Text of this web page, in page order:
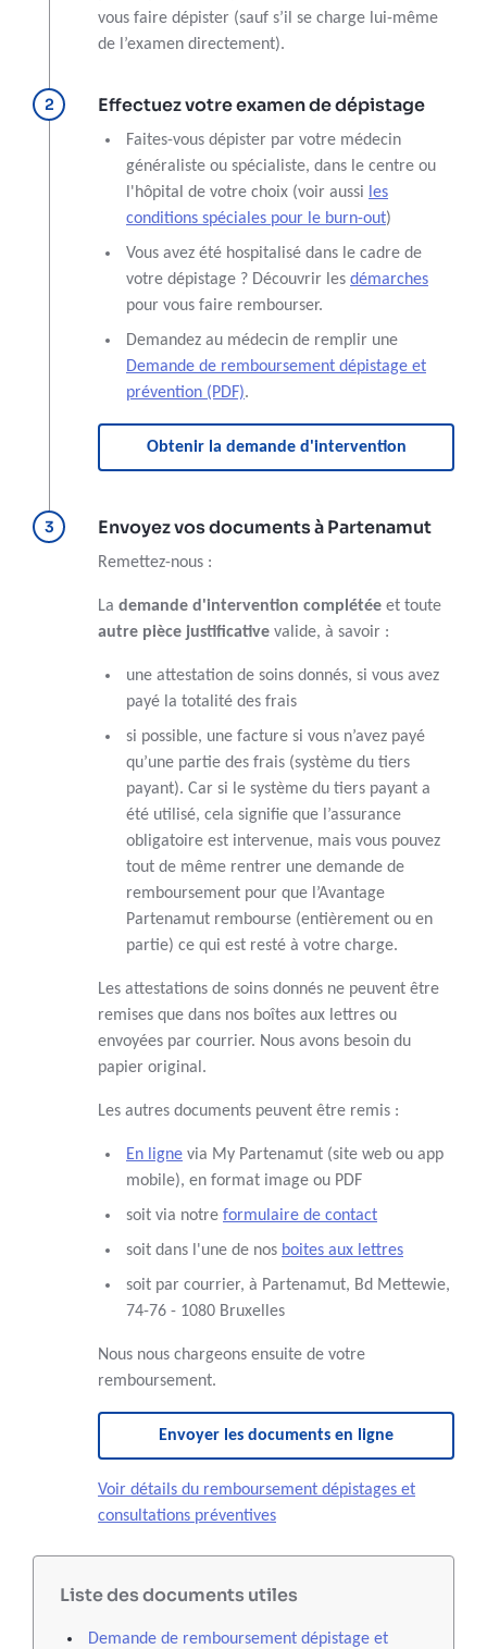
vous faire dépister (sauf s’il se charge lui-même
de l’examen directement).
Effectuez votre examen de dépistage
Faites-vous dépister par votre médecin
généraliste ou spécialiste, dans le centre ou
l'hôpital de votre choix (voir aussi les
conditions spéciales pour le burn-out)
Vous avez été hospitalisé dans le cadre de
votre dépistage ? Découvrir les démarches
pour vous faire rembourser.
Demandez au médecin de remplir une
Demande de remboursement dépistage et
prévention (PDF).
Obtenir la demande d'intervention
Envoyez vos documents à Partenamut
Remettez-nous :
La demande d'intervention complétée et toute
autre pièce justificative valide, à savoir :
une attestation de soins donnés, si vous avez
payé la totalité des frais
si possible, une facture si vous n’avez payé
qu’une partie des frais (système du tiers
payant). Car si le système du tiers payant a
été utilisé, cela signifie que l’assurance
obligatoire est intervenue, mais vous pouvez
tout de même rentrer une demande de
remboursement pour que l’Avantage
Partenamut rembourse (entièrement ou en
partie) ce qui est resté à votre charge.
Les attestations de soins donnés ne peuvent être
remises que dans nos boîtes aux lettres ou
envoyées par courrier. Nous avons besoin du
papier original.
Les autres documents peuvent être remis :
En ligne via My Partenamut (site web ou app
mobile), en format image ou PDF
soit via notre formulaire de contact
soit dans l'une de nos boites aux lettres
soit par courrier, à Partenamut, Bd Mettewie,
74-76 - 1080 Bruxelles
Nous nous chargeons ensuite de votre
remboursement.
Envoyer les documents en ligne
Voir détails du remboursement dépistages et
consultations préventives
Liste des documents utiles
Demande de remboursement dépistage et